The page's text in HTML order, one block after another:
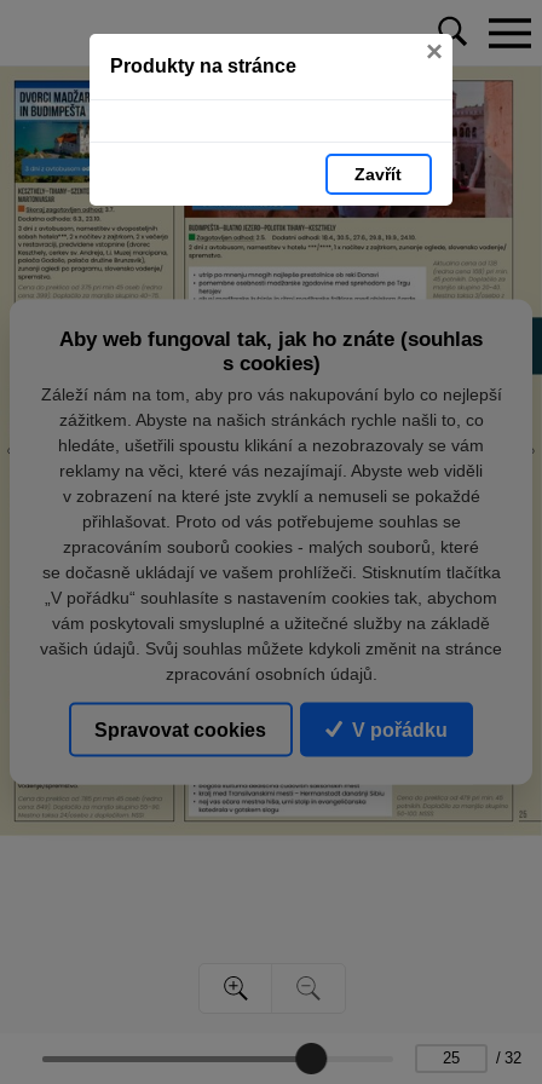
Produkty na stránce ×
Zavřít
/ 32
Aby web fungoval tak, jak ho znáte (souhlas
s cookies)
Záleží nám na tom, aby pro vás nakupování bylo co nejlepší
zážitkem. Abyste na našich stránkách rychle našli to, co
hledáte, ušetřili spoustu klikání a nezobrazovaly se vám
reklamy na věci, které vás nezajímají. Abyste web viděli
v zobrazení na které jste zvyklí a nemuseli se pokaždé
přihlašovat. Proto od vás potřebujeme souhlas se
zpracováním souborů cookies - malých souborů, které
se dočasně ukládají ve vašem prohlížeči. Stisknutím tlačítka
„V pořádku“ souhlasíte s nastavením cookies tak, abychom
vám poskytovali smysluplné a užitečné služby na základě
vašich údajů. Svůj souhlas můžete kdykoli změnit na stránce
zpracování osobních údajů.
Spravovat cookies V pořádku